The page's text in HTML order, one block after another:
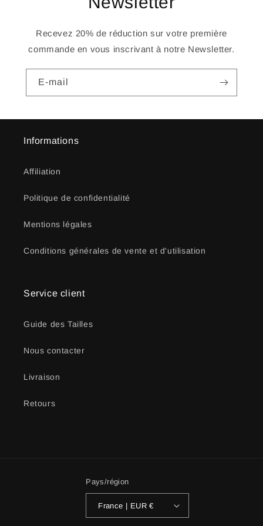
Recevez 20% de réduction sur votre première
commande en vous inscrivant à notre Newsletter.
E-mail
Informations
Affiliation
Politique de confidentialité
Mentions légales
Conditions générales de vente et d'utilisation
Service client
Guide des Tailles
Nous contacter
Livraison
Retours
Pays/région
France | EUR €